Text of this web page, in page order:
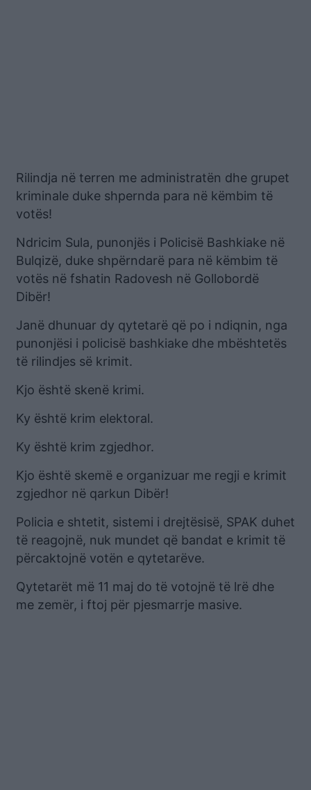
Rilindja në terren me administratën dhe grupet
kriminale duke shpernda para në këmbim të
votës!
Ndricim Sula, punonjës i Policisë Bashkiake në
Bulqizë, duke shpërndarë para në këmbim të
votës në fshatin Radovesh në Gollobordë
Dibër!
Janë dhunuar dy qytetarë që po i ndiqnin, nga
punonjësi i policisë bashkiake dhe mbështetës
të rilindjes së krimit.
Kjo është skenë krimi.
Ky është krim elektoral.
Ky është krim zgjedhor.
Kjo është skemë e organizuar me regji e krimit
zgjedhor në qarkun Dibër!
Policia e shtetit, sistemi i drejtësisë, SPAK duhet
të reagojnë, nuk mundet që bandat e krimit të
përcaktojnë votën e qytetarëve.
Qytetarët më 11 maj do të votojnë të lrë dhe
me zemër, i ftoj për pjesmarrje masive.